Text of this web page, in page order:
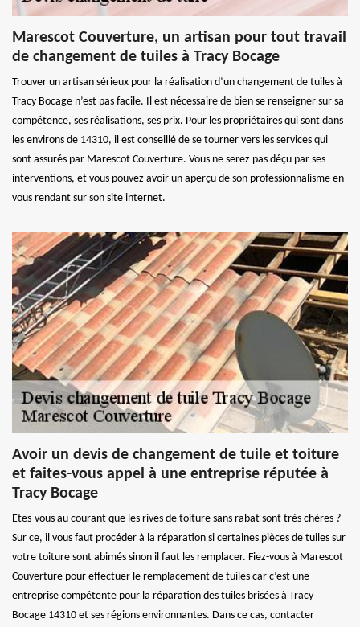
Marescot Couverture, un artisan pour tout travail
de changement de tuiles à Tracy Bocage
Trouver un artisan sérieux pour la réalisation d’un changement de tuiles à
Tracy Bocage n’est pas facile. Il est nécessaire de bien se renseigner sur sa
compétence, ses réalisations, ses prix. Pour les propriétaires qui sont dans
les environs de 14310, il est conseillé de se tourner vers les services qui
sont assurés par Marescot Couverture. Vous ne serez pas déçu par ses
interventions, et vous pouvez avoir un aperçu de son professionnalisme en
vous rendant sur son site internet.
Avoir un devis de changement de tuile et toiture
et faites-vous appel à une entreprise réputée à
Tracy Bocage
Etes-vous au courant que les rives de toiture sans rabat sont très chères ?
Sur ce, il vous faut procéder à la réparation si certaines pièces de tuiles sur
votre toiture sont abimés sinon il faut les remplacer. Fiez-vous à Marescot
Couverture pour effectuer le remplacement de tuiles car c’est une
entreprise compétente pour la réparation des tuiles brisées à Tracy
Bocage 14310 et ses régions environnantes. Dans ce cas, contacter